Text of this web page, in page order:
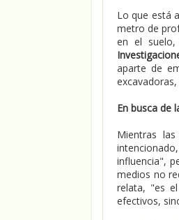
Lo que está
metro de
en el suelo,
aparte de
En busca de
Mientras
influencia",
medios no
relata, "es
efectivos,